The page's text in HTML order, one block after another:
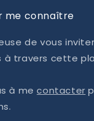
me connaître
de vous
à travers cette
à mecontacter